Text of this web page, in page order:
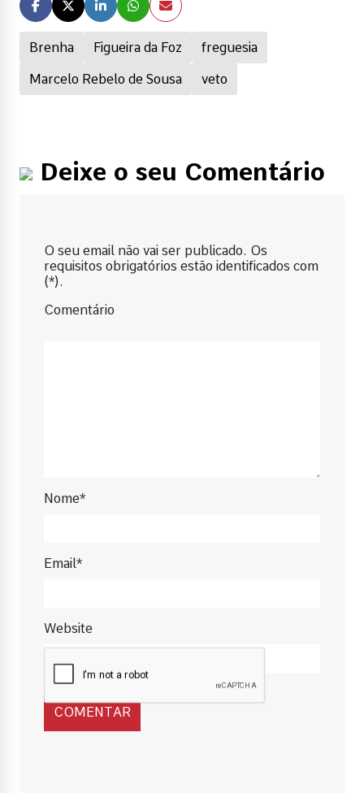
Brenha Figueira da Foz freguesia
Marcelo Rebelo de Sousa veto
Deixe o seu Comentário
O seu email não vai ser publicado. Os
requisitos obrigatórios estão identificados com
(*).
Comentário
Nome*
Email*
Website